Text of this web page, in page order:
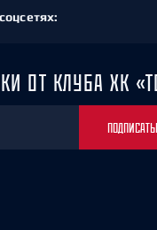
ОТ КЛУБА ХК